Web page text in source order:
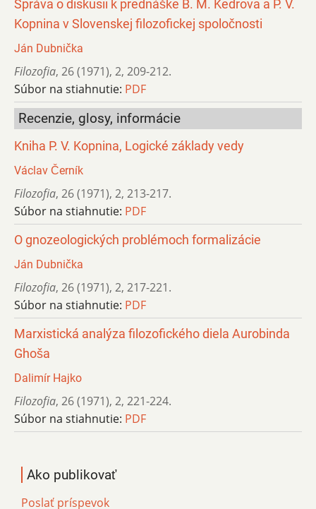
Správa o diskusii k prednáške B. M. Kedrova a P. V.
Kopnina v Slovenskej filozofickej spoločnosti
Ján Dubnička
Filozofia, 26 (1971), 2, 209-212.
Súbor na stiahnutie: PDF
Recenzie, glosy, informácie
Kniha P. V. Kopnina, Logické základy vedy
Václav Černík
Filozofia, 26 (1971), 2, 213-217.
Súbor na stiahnutie: PDF
O gnozeologických problémoch formalizácie
Ján Dubnička
Filozofia, 26 (1971), 2, 217-221.
Súbor na stiahnutie: PDF
Marxistická analýza filozofického diela Aurobinda
Ghoša
Dalimír Hajko
Filozofia, 26 (1971), 2, 221-224.
Súbor na stiahnutie: PDF
Ako publikovať
Poslať príspevok